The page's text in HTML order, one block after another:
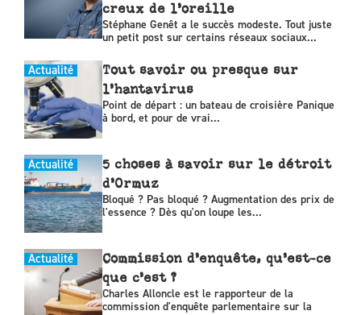
creux de l’oreille
Stéphane Genêt a le succès modeste. Tout juste
un petit post sur certains réseaux sociaux...
Actualité
Tout savoir ou presque sur
l’hantavirus
Point de départ : un bateau de croisière Panique
à bord, et pour de vrai...
Actualité
5 choses à savoir sur le détroit
d’Ormuz
Bloqué ? Pas bloqué ? Augmentation des prix de
l'essence ? Dès qu'on loupe les...
Actualité
Commission d’enquête, qu’est-ce
que c’est ?
Charles Alloncle est le rapporteur de la
commission d'enquête parlementaire sur la